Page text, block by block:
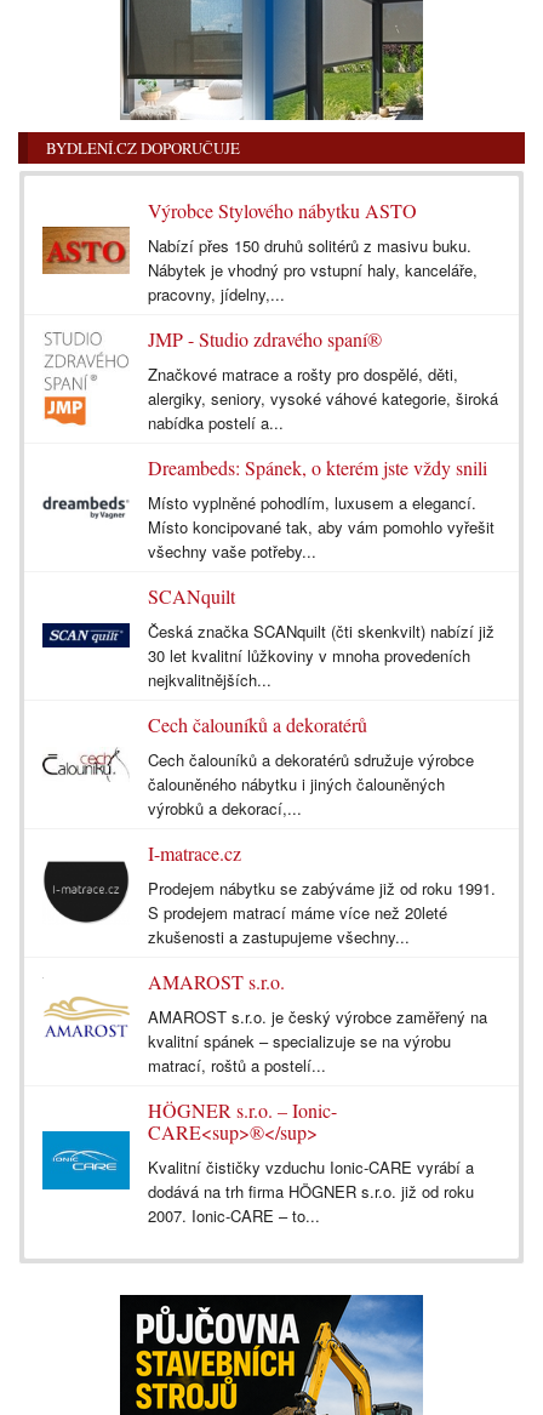
BYDLENÍ.CZ DOPORUČUJE
Výrobce Stylového nábytku ASTO
Nabízí přes 150 druhů solitérů z masivu buku.
Nábytek je vhodný pro vstupní haly, kanceláře,
pracovny, jídelny,...
JMP - Studio zdravého spaní®
Značkové matrace a rošty pro dospělé, děti,
alergiky, seniory, vysoké váhové kategorie, široká
nabídka postelí a...
Dreambeds: Spánek, o kterém jste vždy snili
Místo vyplněné pohodlím, luxusem a elegancí.
Místo koncipované tak, aby vám pomohlo vyřešit
všechny vaše potřeby...
SCANquilt
Česká značka SCANquilt (čti skenkvilt) nabízí již
30 let kvalitní lůžkoviny v mnoha provedeních
nejkvalitnějších...
Cech čalouníků a dekoratérů
Cech čalouníků a dekoratérů sdružuje výrobce
čalouněného nábytku i jiných čalouněných
výrobků a dekorací,...
I-matrace.cz
Prodejem nábytku se zabýváme již od roku 1991.
S prodejem matrací máme více než 20leté
zkušenosti a zastupujeme všechny...
AMAROST s.r.o.
AMAROST s.r.o. je český výrobce zaměřený na
kvalitní spánek – specializuje se na výrobu
matrací, roštů a postelí...
HÖGNER s.r.o. – Ionic-
CARE<sup>®</sup>
Kvalitní čističky vzduchu Ionic-CARE vyrábí a
dodává na trh firma HÖGNER s.r.o. již od roku
2007. Ionic-CARE – to...